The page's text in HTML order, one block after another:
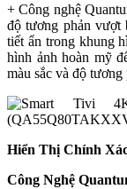
+ Công nghệ
độ tương phản vượt
tiết ẩn trong khung
hình ảnh hoàn mỹ
màu sắc và độ
Hiển Thị Chính
Công Nghệ